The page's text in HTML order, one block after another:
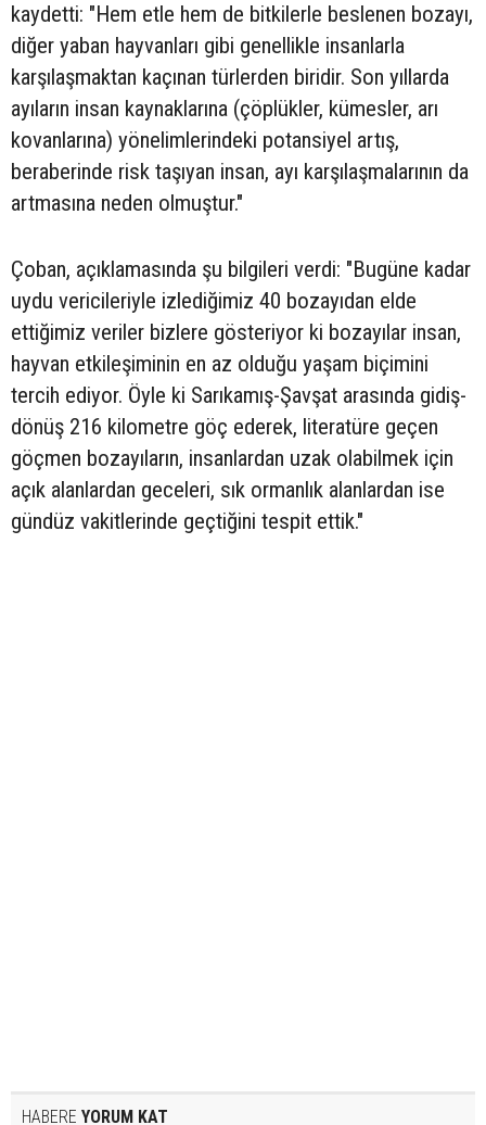
kaydetti: "Hem etle hem de bitkilerle beslenen bozayı,
diğer yaban hayvanları gibi genellikle insanlarla
karşılaşmaktan kaçınan türlerden biridir. Son yıllarda
ayıların insan kaynaklarına (çöplükler, kümesler, arı
kovanlarına) yönelimlerindeki potansiyel artış,
beraberinde risk taşıyan insan, ayı karşılaşmalarının da
artmasına neden olmuştur."
Çoban, açıklamasında şu bilgileri verdi: "Bugüne kadar
uydu vericileriyle izlediğimiz 40 bozayıdan elde
ettiğimiz veriler bizlere gösteriyor ki bozayılar insan,
hayvan etkileşiminin en az olduğu yaşam biçimini
tercih ediyor. Öyle ki Sarıkamış-Şavşat arasında gidiş-
dönüş 216 kilometre göç ederek, literatüre geçen
göçmen bozayıların, insanlardan uzak olabilmek için
açık alanlardan geceleri, sık ormanlık alanlardan ise
gündüz vakitlerinde geçtiğini tespit ettik."
HABERE YORUM KAT